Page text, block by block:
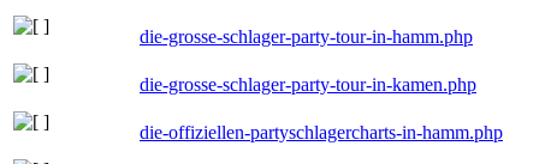
die-grosse-schlager-party-tour-in-hamm.php
die-grosse-schlager-party-tour-in-kamen.php
die-offiziellen-partyschlagercharts-in-hamm.php